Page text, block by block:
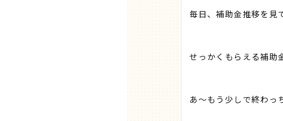
毎日、補助金推移を見
せっかくもらえる補助
あ～もう少しで終わっ